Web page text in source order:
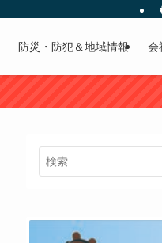
防災・防犯＆地域情報 会